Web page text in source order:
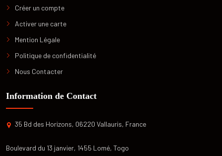
Créer un compte
Activer une carte
Mention Légale
Politique de confidentialité
Nous Contacter
Information de Contact
35 Bd des Horizons, 06220 Vallauris, France
Boulevard du 13 janvier, 1455 Lomé, Togo